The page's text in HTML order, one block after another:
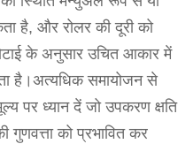
है, और रोलर की दूरी को
के अनुसार उचित आकार में
है।अत्यधिक समायोजन से
पर ध्यान दें जो उपकरण क्षति
गुणवत्ता को प्रभावित कर